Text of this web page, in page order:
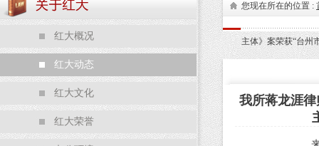
红大概况
红大动态
红大文化
红大荣誉
您现在所在的位置 :
主体》案荣获“台州
我所蒋龙涯